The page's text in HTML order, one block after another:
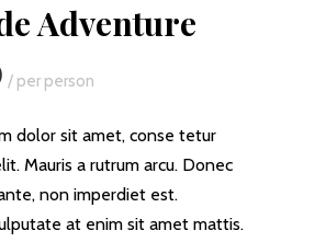
Adventure
/ per person
dolor sit amet, conse tetur
Mauris a rutrum arcu. Donec
non imperdiet est.
at enim sit amet mattis.